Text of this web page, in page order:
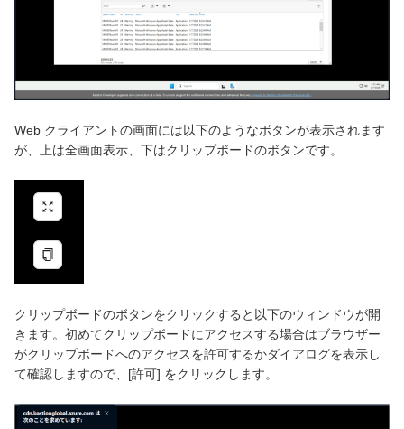
Web クライアントの画面には以下のようなボタンが表示されます
が、上は全画面表示、下はクリップボードのボタンです。
クリップボードのボタンをクリックすると以下のウィンドウが開
きます。初めてクリップボードにアクセスする場合はブラウザー
がクリップボードへのアクセスを許可するかダイアログを表示し
て確認しますので、[許可] をクリックします。